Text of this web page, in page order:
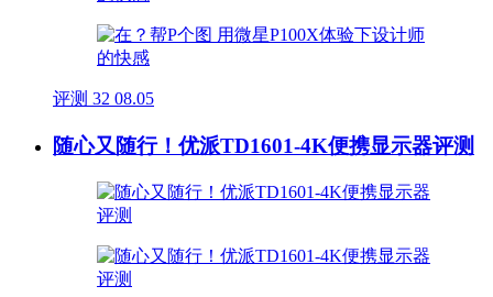
评测 32 08.05
随心又随行！优派TD1601-4K便携显示器评测